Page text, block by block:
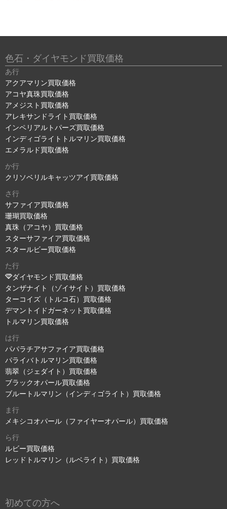
色石・ダイヤモンド買取価格
あ行
アクアマリン買取価格
アコヤ真珠買取価格
アメジスト買取価格
アレキサンドライト買取価格
インペリアルトパーズ買取価格
インディゴライトトルマリン買取価格
エメラルド買取価格
か行
クリソベリルキャッツアイ買取価格
さ行
サファイア買取価格
珊瑚買取価格
真珠（アコヤ）買取価格
スターサファイア買取価格
スタールビー買取価格
た行
ダイヤモンド買取価格
タンザナイト（ゾイサイト）買取価格
ターコイズ（トルコ石）買取価格
デマントイドガーネット買取価格
トルマリン買取価格
は行
パパラチアサファイア買取価格
パライバトルマリン買取価格
翡翠（ジェダイト）買取価格
ブラックオパール買取価格
ブルートルマリン（インディゴライト）買取価格
ま行
メキシコオパール（ファイヤーオパール）買取価格
ら行
ルビー買取価格
レッドトルマリン（ルベライト）買取価格
初めての方へ